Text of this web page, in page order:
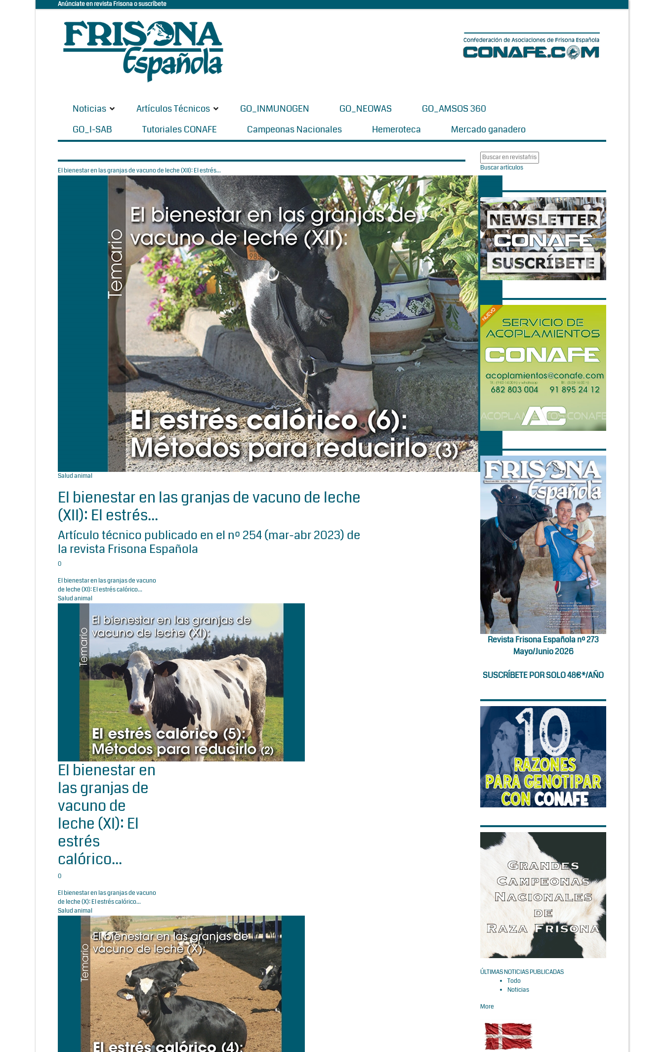
Anúnciate en revista Frisona o suscríbete
Noticias Artículos Técnicos GO_INMUNOGEN GO_NEOWAS
GO_AMSOS 360
GO_I-SAB
Tutoriales CONAFE Campeonas Nacionales Hemeroteca Mercado ganadero
El bienestar en las granjas de vacuno de leche (XII): El estrés...
Salud animal
El bienestar en las granjas de vacuno de leche
(XII): El estrés...
Artículo técnico publicado en el nº 254 (mar-abr 2023) de
la revista Frisona Española
0
El bienestar en las granjas de vacuno
de leche (XI): El estrés calórico...
Salud animal
El bienestar en
las granjas de
vacuno de
leche (XI): El
estrés
calórico...
0
El bienestar en las granjas de vacuno
de leche (X): El estrés calórico...
Salud animal
Buscar artículos
Revista Frisona Española nº 273
Mayo/Junio 2026
SUSCRÍBETE POR SOLO 48€*/AÑO
ÚLTIMAS NOTICIAS PUBLICADAS
Todo
Noticias
More